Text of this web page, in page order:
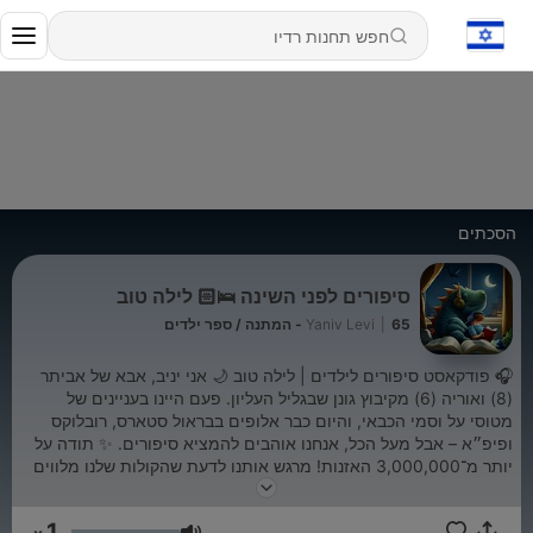
הסכתים
סיפורים לפני השינה 🛌🏻 לילה טוב
Yaniv Levi 65 - המתנה / ספר ילדים
🎧 פודקאסט סיפורים לילדים | לילה טוב 🌙 אני יניב, אבא של אביתר
(8) ואוריה (6) מקיבוץ גונן שבגליל העליון. פעם היינו בעניינים של
מטוסי על וסמי הכבאי, והיום כבר אלופים בבראול סטארס, רובלוקס
ופיפ״א – אבל מעל הכל, אנחנו אוהבים להמציא סיפורים. ✨ תודה על
יותר מ־3,000,000 האזנות! מרגש אותנו לדעת שהקולות שלנו מלווים
כל כך הרבה ילדים רגע לפני השינה. בכל פרק נצא יחד למסע חדש –